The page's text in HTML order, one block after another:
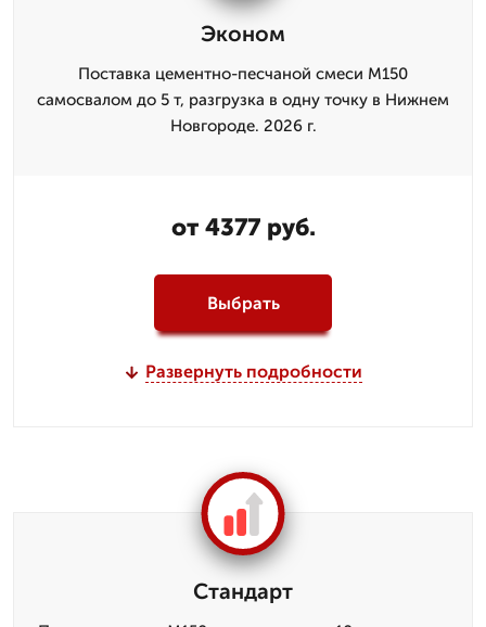
Эконом
Поставка цементно-песчаной смеси М150
самосвалом до 5 т, разгрузка в одну точку в Нижнем
Новгороде. 2026 г.
от 4377 руб.
Выбрать
Развернуть подробности
Стандарт